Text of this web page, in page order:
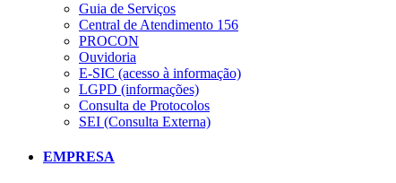
Guia de Serviços
Central de Atendimento 156
PROCON
Ouvidoria
E-SIC (acesso à informação)
LGPD (informações)
Consulta de Protocolos
SEI (Consulta Externa)
EMPRESA